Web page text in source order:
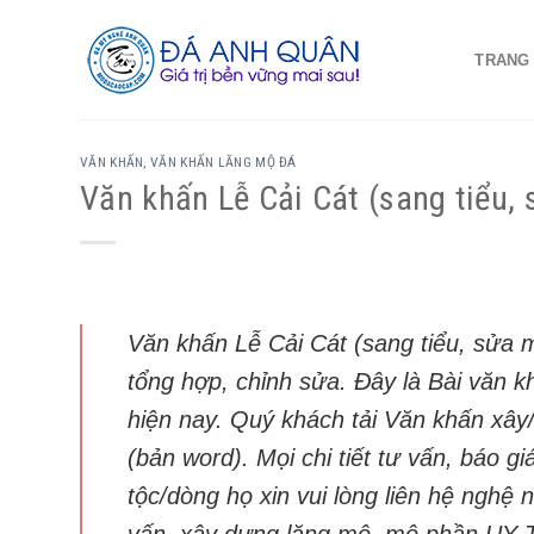
TRANG
VĂN KHẤN, VĂN KHẤN LĂNG MỘ ĐÁ
Văn khấn Lễ Cải Cát (sang
Văn khấn Lễ Cải Cát (sang tiểu, sửa
tổng hợp, chỉnh sửa. Đây là Bài văn
hiện nay. Quý khách tải Văn khấn
(bản word). Mọi chi tiết tư vấn, báo
tộc/dòng họ xin vui lòng liên hệ nghệ